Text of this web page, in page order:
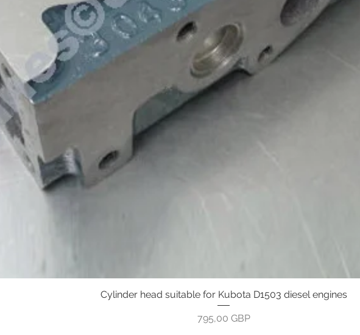
Greita peržiūra
Cylinder head suitable for Kubota D1503 diesel engines
Kaina
795,00 GBP